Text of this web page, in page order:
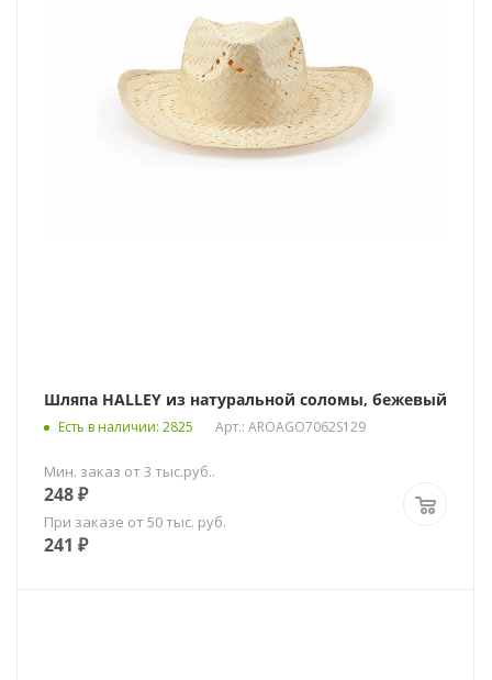
Шляпа HALLEY из натуральной соломы, бежевый
Есть в наличии: 2825 Арт.: AROAGO7062S129
Мин. заказ от 3 тыс.руб..
248₽
При заказе от 50 тыс. руб.
241 ₽